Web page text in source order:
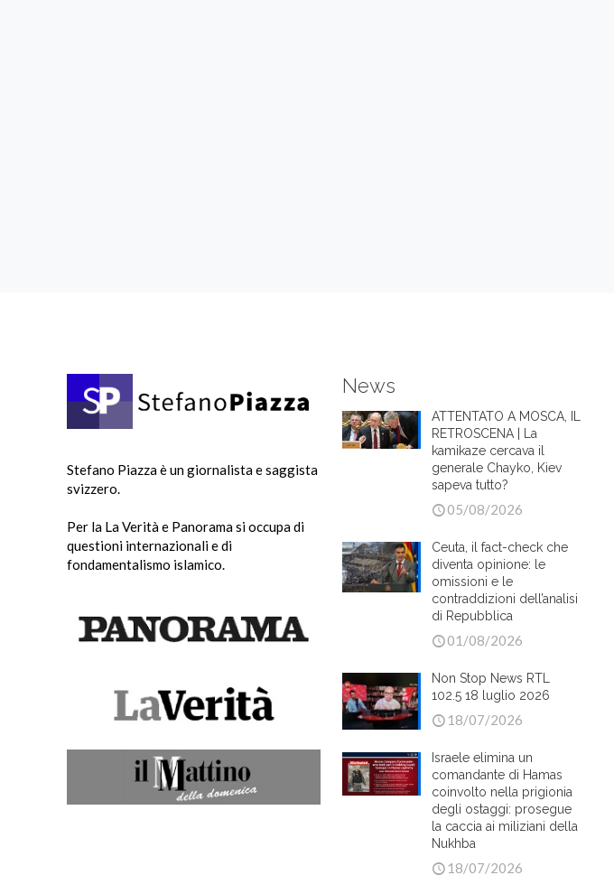
Stefano Piazza è un giornalista e saggista
svizzero.
Per la La Verità e Panorama si occupa di
questioni internazionali e di
fondamentalismo islamico.
News
ATTENTATO A MOSCA, IL
RETROSCENA | La
kamikaze cercava il
generale Chayko, Kiev
sapeva tutto?
05/08/2026
Ceuta, il fact-check che
diventa opinione: le
omissioni e le
contraddizioni dell’analisi
di Repubblica
01/08/2026
Non Stop News RTL
102.5 18 luglio 2026
18/07/2026
Israele elimina un
comandante di Hamas
coinvolto nella prigionia
degli ostaggi: prosegue
la caccia ai miliziani della
Nukhba
18/07/2026